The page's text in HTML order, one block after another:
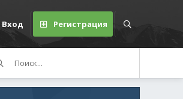
Вход Регистрация